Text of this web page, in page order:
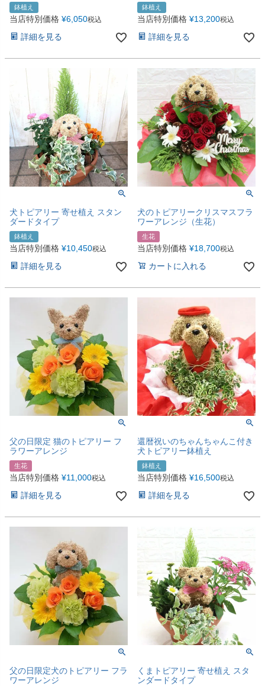
鉢植え
当店特別価格 ¥6,050税込
詳細を見る
鉢植え
当店特別価格 ¥13,200税込
詳細を見る
犬トピアリー 寄せ植え スタン
ダードタイプ
鉢植え
当店特別価格 ¥10,450税込
詳細を見る
犬のトピアリークリスマスフラ
ワーアレンジ（生花）
生花
当店特別価格 ¥18,700税込
カートに入れる
父の日限定 猫のトピアリー フ
ラワーアレンジ
生花
当店特別価格 ¥11,000税込
詳細を見る
還暦祝いのちゃんちゃんこ付き
犬トピアリー鉢植え
鉢植え
当店特別価格 ¥16,500税込
詳細を見る
父の日限定犬のトピアリー フラ
ワーアレンジ
くまトピアリー 寄せ植え スタ
ンダードタイプ